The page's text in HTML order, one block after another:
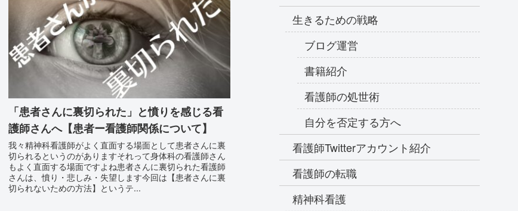
「患者さんに裏切られた」と憤りを感じる看
護師さんへ【患者ー看護師関係について】
我々精神科看護師がよく直面する場面として患者さんに裏
切られるというのがありますそれって身体科の看護師さん
もよく直面する場面ですよね患者さんに裏切られた看護師
さんは、憤り・悲しみ・失望します今回は【患者さんに裏
切られないための方法】というテ...
生きるための戦略
ブログ運営
書籍紹介
看護師の処世術
自分を否定する方へ
看護師Twitterアカウント紹介
看護師の転職
精神科看護